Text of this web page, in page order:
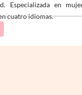
Especializada en
cuatro idiomas.